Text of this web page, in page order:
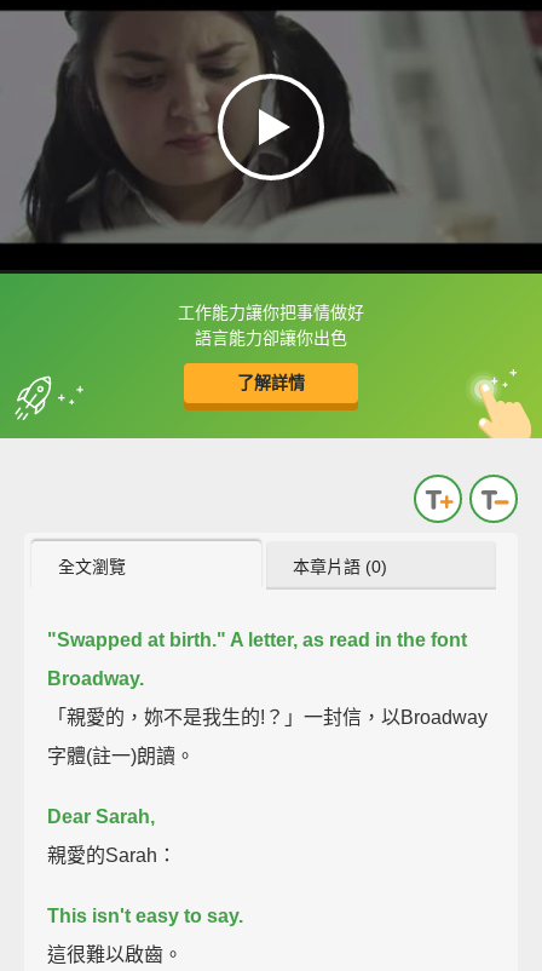
工作能力讓你把事情做好
語言能力卻讓你出色
了解詳情
框選或點兩下字幕可以直接查字典喔！
收錄佳句 中
英
全文瀏覽 本章片語 (0)
"Swapped at birth." A letter, as read in the font
Broadway.
「親愛的，妳不是我生的!？」一封信，以Broadway
字體(註一)朗讀。
Dear Sarah,
親愛的Sarah：
This isn't easy to say.
這很難以啟齒。